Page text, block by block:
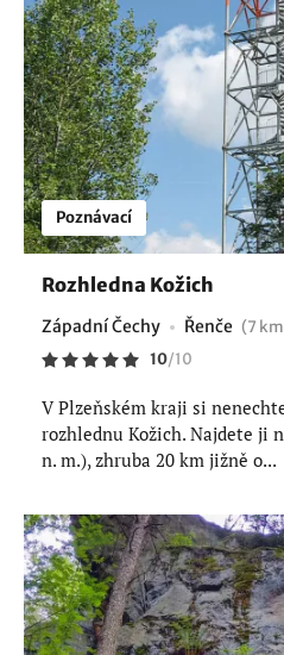
Poznávací
Rozhledna Kožich
Západní Čechy Řenče (7
10/10
V Plzeňském kraji si
rozhlednu Kožich. Najdete ji
n. m.), zhruba 20 km jižně o...